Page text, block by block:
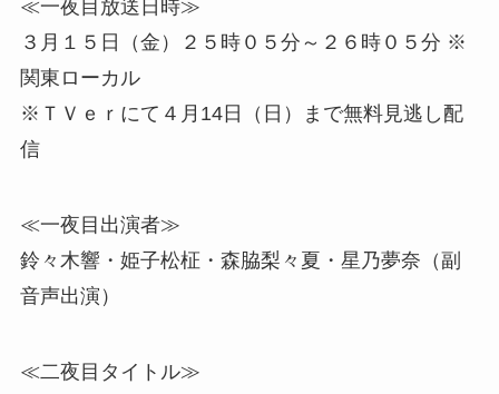
≪一夜目放送日時≫
３月１５日（金）２５時０５分～２６時０５分 ※
関東ローカル
※ＴＶｅｒにて４月14日（日）まで無料見逃し配
信
≪一夜目出演者≫
鈴々木響・姫子松柾・森脇梨々夏・星乃夢奈（副
音声出演）
≪二夜目タイトル≫